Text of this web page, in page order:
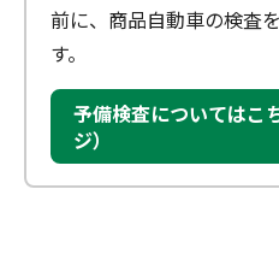
前に、商品自動車の検査
す。
予備検査についてはこ
ジ）